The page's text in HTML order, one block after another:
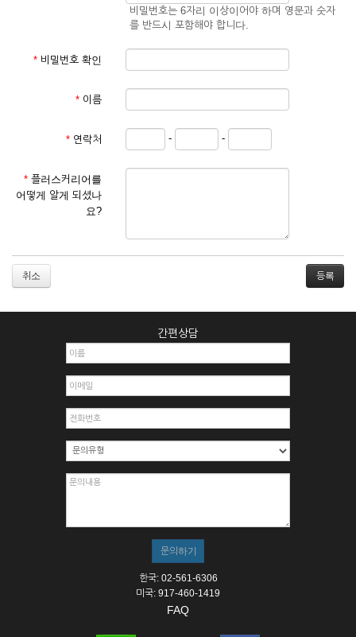
제3조 (약관의 외 준칙)
관계법령의 규정에 따릅니다.
① 서비스 이용계약은 서비스 이용 희망자가 본 약관에 동의한
를 심사, 승낙함으로써 성립하며, 회사는 신청자의 실명 확인 절
차를 밟을 수 있습니다.
② 회원가입시 입력한 ID는 변경할 수 없으며, 회원 1인당 한 개
의 ID가 발급됩니다. 부득이한 경우로 인해 변경하고자 하는 경
거절하거나 취소할 수 있으며, 실명으로 등록하지 않은 자의 일
2. 개인정보를 허위로 기재하여 신청할 경우
3. 경쟁 관게에 있는 이용자가 신청할 경우
4. 타인의 서비스 이용을 방해하거나, 정보를 도용한 경우
6. 이용자가 영업활동 또는 부정한 용도로 본 서비스를 이용할
7. 회사의 정보를 사전 승낙 없이 전재, 변조, 복사하여 이용하
8. 기타 회사가 정한 제반 사항을 위반하며 신청하는 경우
제5조 (서비스의 이용 및 중지)
② 시스템 점검, 교체 및 고장, 기술적인 이유, 국가비상사태, 정
스가 불가능할 경우 회사는 사전 공지나 예고 없이 서비스의 전
부 또는 일부를 일시적 또는 영구적으로 중지할 수 있습니다.
③ 기타 회사는 서비스를 제공할 수 없는 합당한 사유가 발생한
④ 회사는 제 2항 및 제 3항의 사유로 서비스의 제공이 일시적
비밀번호는 6자리 이상이어야 하며 영문과 숫자
를 반드시 포함해야 합니다.
* 비밀번호 확인
* 이름
* 연락처 - -
* 플러스커리어를
어떻게 알게 되셨나
요?
취소
간편상담
한국: 02-561-6306
미국: 917-460-1419
FAQ